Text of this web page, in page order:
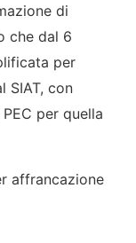
di
che dal 6
per
SIAT, con
per quella
affrancazione